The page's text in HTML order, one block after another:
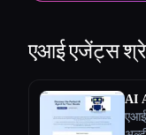
एआई एजेंट्स
AI